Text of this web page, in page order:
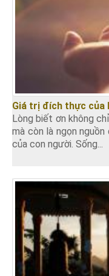
Giá trị đích thực của
Lòng biết ơn không
mà còn là ngọn nguồn
của con người. Sống...